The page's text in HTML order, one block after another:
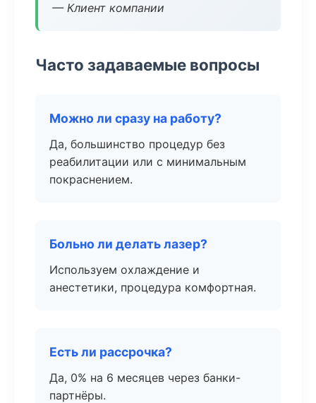
— Клиент компании
Часто задаваемые вопросы
Можно ли сразу на работу?
Да, большинство процедур без
реабилитации или с минимальным
покраснением.
Больно ли делать лазер?
Используем охлаждение и
анестетики, процедура комфортная.
Есть ли рассрочка?
Да, 0% на 6 месяцев через банки-
партнёры.